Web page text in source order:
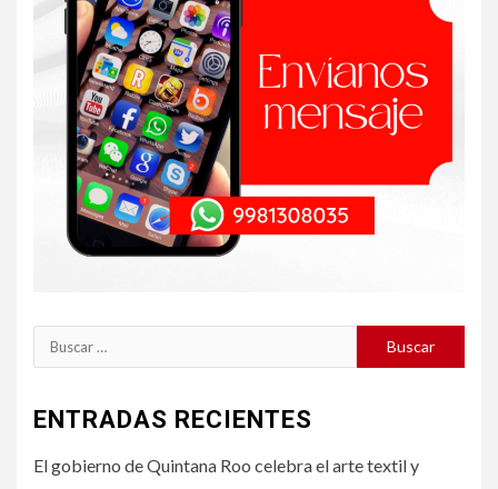
Buscar:
ENTRADAS RECIENTES
El gobierno de Quintana Roo celebra el arte textil y